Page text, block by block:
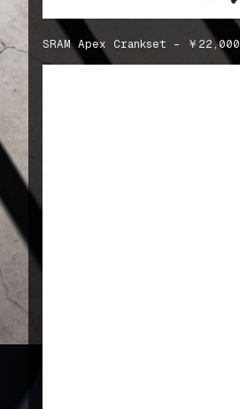
SRAM Apex Crankset – ￥22,000